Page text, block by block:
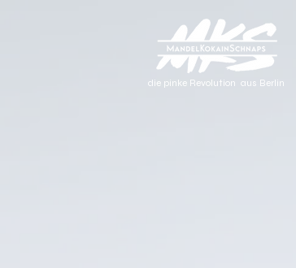
die pinke Revolution aus Berlin